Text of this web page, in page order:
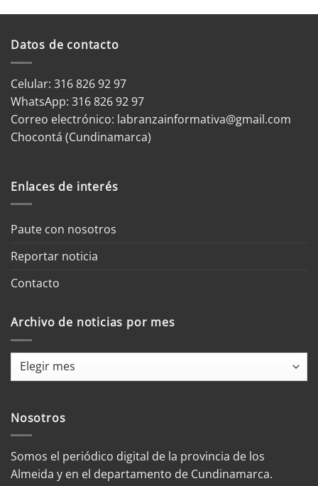
Datos de contacto
Celular: 316 826 92 97
WhatsApp: 316 826 92 97
Correo electrónico: labranzainformativa@gmail.com
Chocontá (Cundinamarca)
Enlaces de interés
Paute con nosotros
Reportar noticia
Contacto
Archivo de noticias por mes
Archivo
mes
Nosotros
Somos el periódico digital de la provincia de los
Almeida y en el departamento de Cundinamarca.